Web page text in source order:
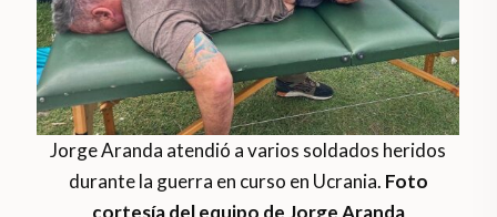
Jorge Aranda atendió a varios soldados heridos
durante la guerra en curso en Ucrania. Foto
cortesía del equipo de Jorge Aranda